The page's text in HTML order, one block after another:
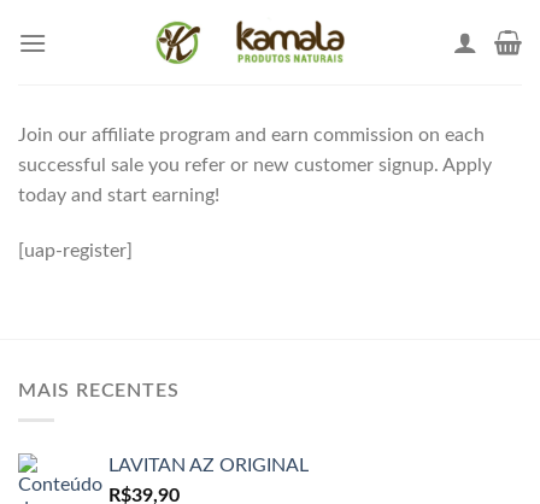
Join our affiliate program and earn commission on each
successful sale you refer or new customer signup. Apply
today and start earning!
[uap-register]
MAIS RECENTES
LAVITAN AZ ORIGINAL
R$39,90